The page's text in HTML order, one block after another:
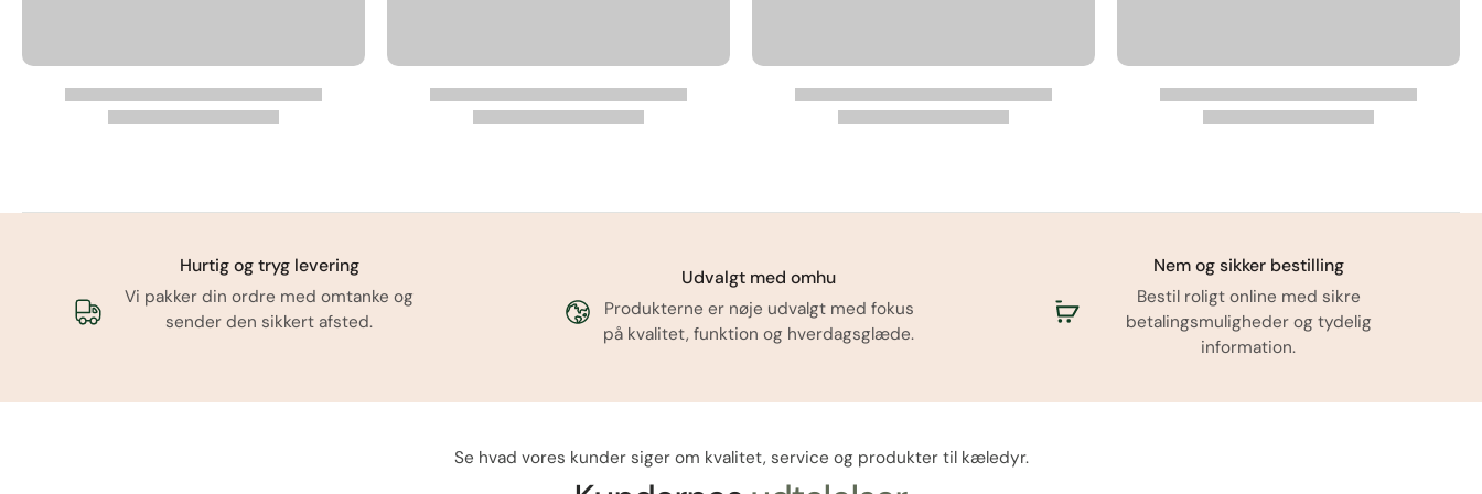
Hurtig og tryg levering
Vi pakker din ordre med omtanke og
sender den sikkert afsted.
Udvalgt med omhu
Produkterne er nøje udvalgt med fokus
på kvalitet, funktion og hverdagsglæde.
Nem og sikker bestilling
Bestil roligt online med sikre
betalingsmuligheder og tydelig
information.
Se hvad vores kunder siger om kvalitet, service og produkter til kæledyr.